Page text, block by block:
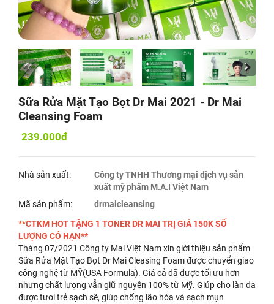
Sữa Rửa Mặt Tạo Bọt Dr Mai 2021 - Dr Mai
Cleansing Foam
239.000đ
Nhà sản xuất:
Công ty TNHH Thương mại dịch vụ sản
xuất mỹ phẩm M.A.I Việt Nam
Mã sản phẩm:
drmaicleansing
**CTKM HOT TẶNG 1 TONER DR MAI TRỊ GIÁ 150K SỐ
LƯỢNG CÓ HẠN**
Tháng 07/2021 Công ty Mai Việt Nam xin giới thiệu sản phẩm
Sữa Rửa Mặt Tạo Bọt Dr Mai Cleasing Foam được chuyển giao
công nghệ từ MỸ(USA Formula). Giá cả đã được tối ưu hơn
nhưng chất lượng vẫn giữ nguyên 100% từ Mỹ. Giúp cho làn da
được tươi trẻ sạch sẽ, giúp chống lão hóa và sạch mụn